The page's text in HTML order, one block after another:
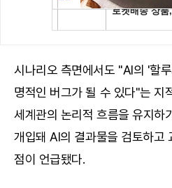
시나리오 측면에서도 "AI의 '할
명적인 버그가 될 수 있다"는 지
세계관의 논리적 흐름을 유지하
개입돼 AI의 결과물을 검토하고
점이 언급됐다.